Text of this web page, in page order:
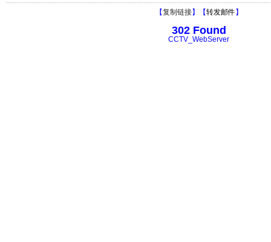
【复制链接】【转发邮件 】
302 Found
CCTV_WebServer